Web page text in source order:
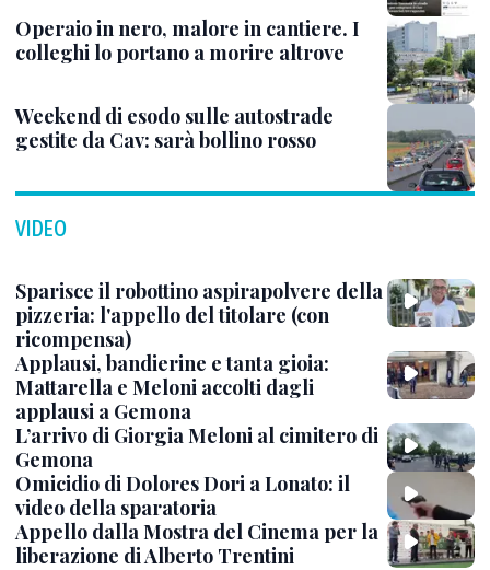
Operaio in nero, malore in cantiere. I
colleghi lo portano a morire altrove
Weekend di esodo sulle autostrade
gestite da Cav: sarà bollino rosso
VIDEO
Sparisce il robottino aspirapolvere della
pizzeria: l'appello del titolare (con
ricompensa)
Applausi, bandierine e tanta gioia:
Mattarella e Meloni accolti dagli
applausi a Gemona
L’arrivo di Giorgia Meloni al cimitero di
Gemona
Omicidio di Dolores Dori a Lonato: il
video della sparatoria
Appello dalla Mostra del Cinema per la
liberazione di Alberto Trentini